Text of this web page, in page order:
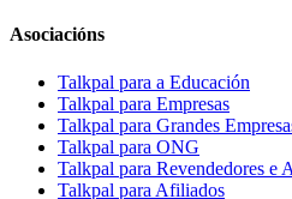
Asociacións
Talkpal para a Educación
Talkpal para Empresas
Talkpal para Grandes
Talkpal para ONG
Talkpal para Revendedores e
Talkpal para Afiliados